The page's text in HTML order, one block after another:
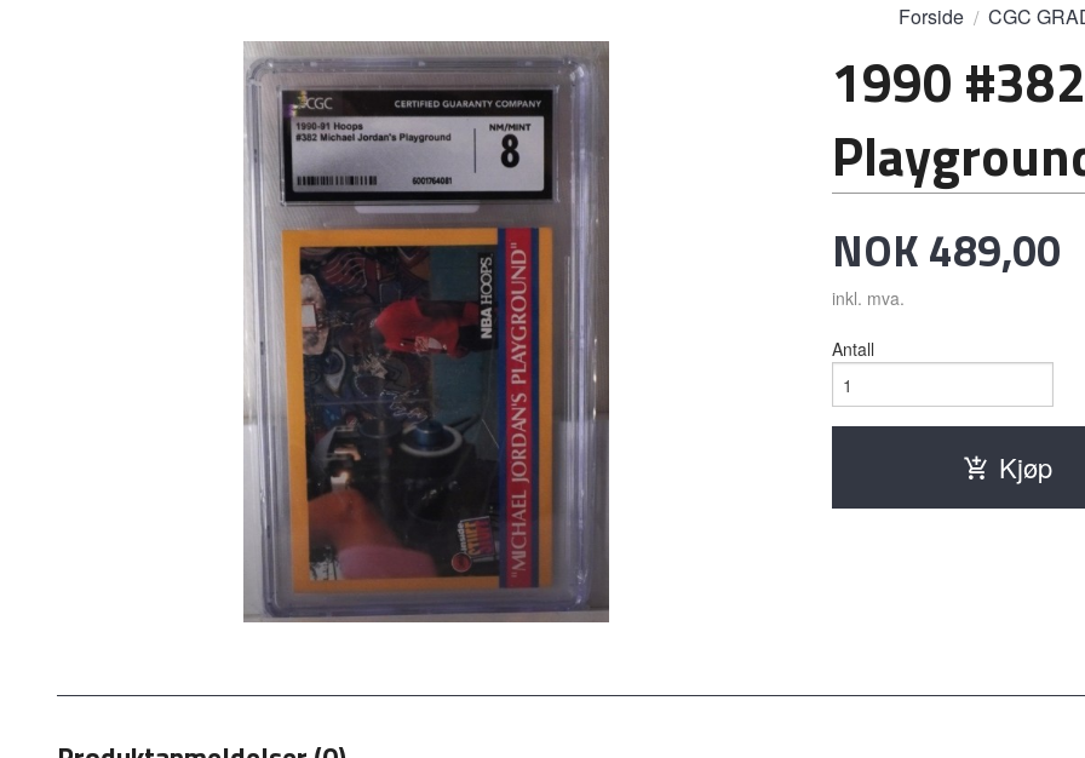
Forside CGC
1990
Pris
NOK489,00
inkl. mva.
Antall
Kjøp